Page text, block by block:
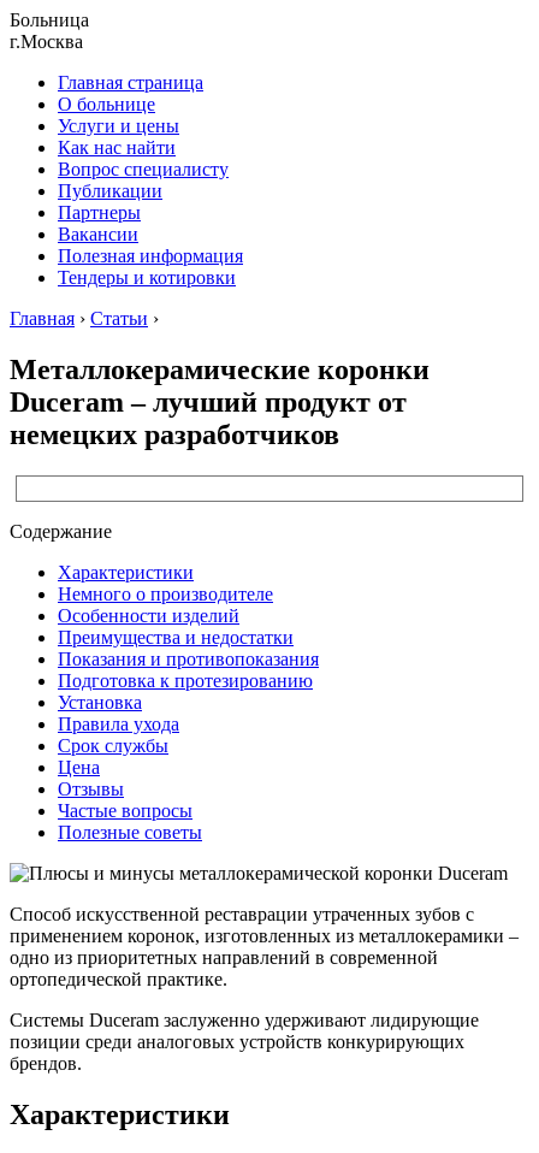
Больница
г.Москва
Главная страница
О больнице
Услуги и цены
Как нас найти
Вопрос специалисту
Публикации
Партнеры
Вакансии
Полезная информация
Тендеры и котировки
Главная › Статьи ›
Металлокерамические коронки
Duceram – лучший продукт от
немецких разработчиков
Содержание
Характеристики
Немного о производителе
Особенности изделий
Преимущества и недостатки
Показания и противопоказания
Подготовка к протезированию
Установка
Правила ухода
Срок службы
Цена
Отзывы
Частые вопросы
Полезные советы
Способ искусственной реставрации утраченных зубов с
применением коронок, изготовленных из металлокерамики –
одно из приоритетных направлений в современной
ортопедической практике.
Системы Duceram заслуженно удерживают лидирующие
позиции среди аналоговых устройств конкурирующих
брендов.
Характеристики